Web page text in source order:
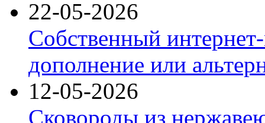
22-05-2026
Собственный
дополнение или
12-05-2026
Сковороды из